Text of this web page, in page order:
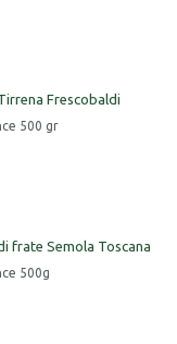
Frescobaldi
500 gr
frate Semola Toscana
500g